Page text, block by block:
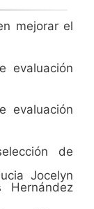
mejorar el
evaluación
evaluación
de
Jocelyn